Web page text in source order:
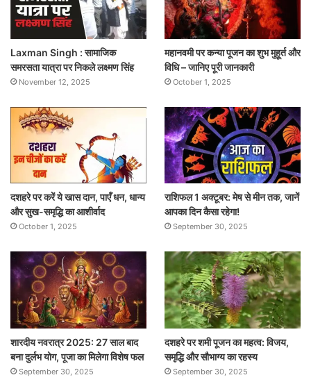
Laxman Singh : सामाजिक
समरसता यात्रा पर निकले लक्ष्मण सिंह
November 12, 2025
महानवमी पर कन्या पूजन का शुभ मुहूर्त और
विधि – जानिए पूरी जानकारी
October 1, 2025
दशहरे पर करें ये खास दान, पाएँ धन, धान्य
और सुख-समृद्धि का आशीर्वाद
October 1, 2025
राशिफल 1 अक्टूबर: मेष से मीन तक, जानें
आपका दिन कैसा रहेगा!
September 30, 2025
शारदीय नवरात्र 2025: 27 साल बाद
बना दुर्लभ योग, पूजा का मिलेगा विशेष फल
September 30, 2025
दशहरे पर शमी पूजन का महत्व: विजय,
समृद्धि और सौभाग्य का रहस्य
September 30, 2025